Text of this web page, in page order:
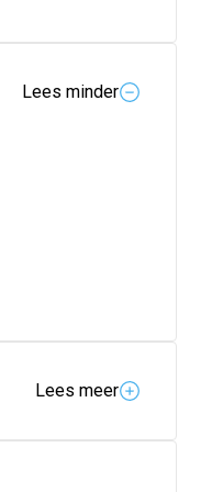
Lees minder
Lees meer